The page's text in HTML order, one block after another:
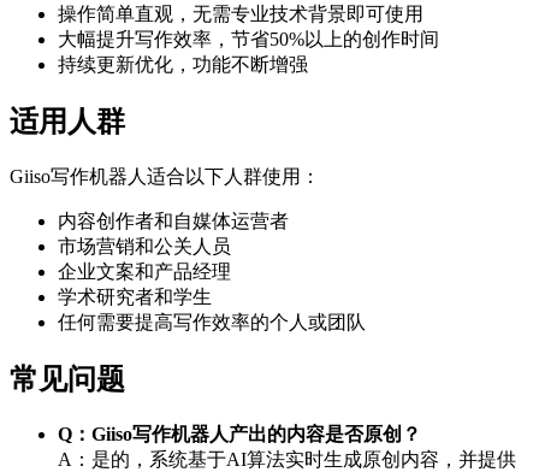
操作简单直观，无需专业技术背景即可使用
大幅提升写作效率，节省50%以上的创作时间
持续更新优化，功能不断增强
适用人群
Giiso写作机器人适合以下人群使用：
内容创作者和自媒体运营者
市场营销和公关人员
企业文案和产品经理
学术研究者和学生
任何需要提高写作效率的个人或团队
常见问题
Q：Giiso写作机器人产出的内容是否原创？
A：是的，系统基于AI算法实时生成原创内容，并提供